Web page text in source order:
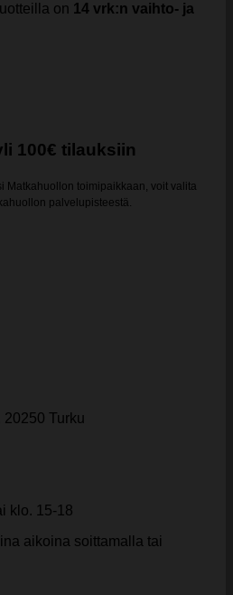
on 14 vrk:n vaihto- ja
100€ tilauksiin
Matkahuollon toimipaikkaan, voit valita
palvelupisteestä.
Turku
klo. 15-18
aikoina soittamalla tai